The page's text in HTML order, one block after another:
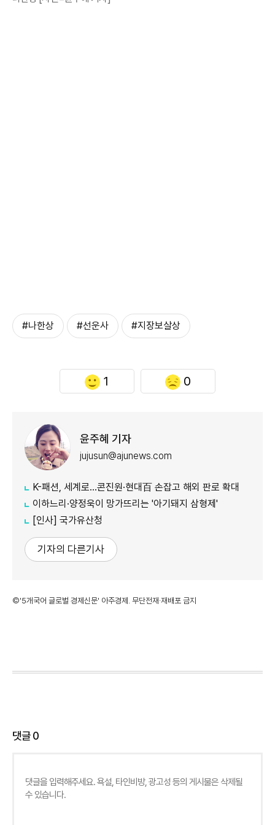
#나한상 #선운사 #지장보살상
1 0
윤주혜 기자
jujusun@ajunews.com
K-패션, 세계로…콘진원·현대百 손잡고 해외 판로 확대
이하느리·양정욱이 망가뜨리는 '아기돼지 삼형제'
[인사] 국가유산청
기자의 다른기사
©'5개국어 글로벌 경제신문' 아주경제. 무단전재·재배포 금지
댓글0